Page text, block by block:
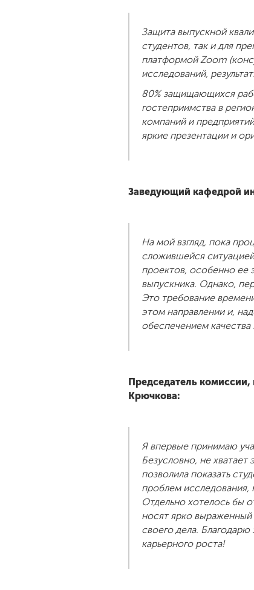
Защита выпускной
студентов, так и для
платформой Zoom
исследований,
80% защищающихся
гостеприимства в
компаний и
яркие презентации и
Заведующий кафедрой
На мой взгляд, пока
сложившейся
проектов, особенно ее
выпускника. Однако,
Это требование
этом направлении и,
обеспечением
Председатель
Крючкова:
Я впервые принимаю
Безусловно, не
позволила показать
проблем исследования,
Отдельно хотелось бы
носят ярко
своего дела.
карьерного роста!